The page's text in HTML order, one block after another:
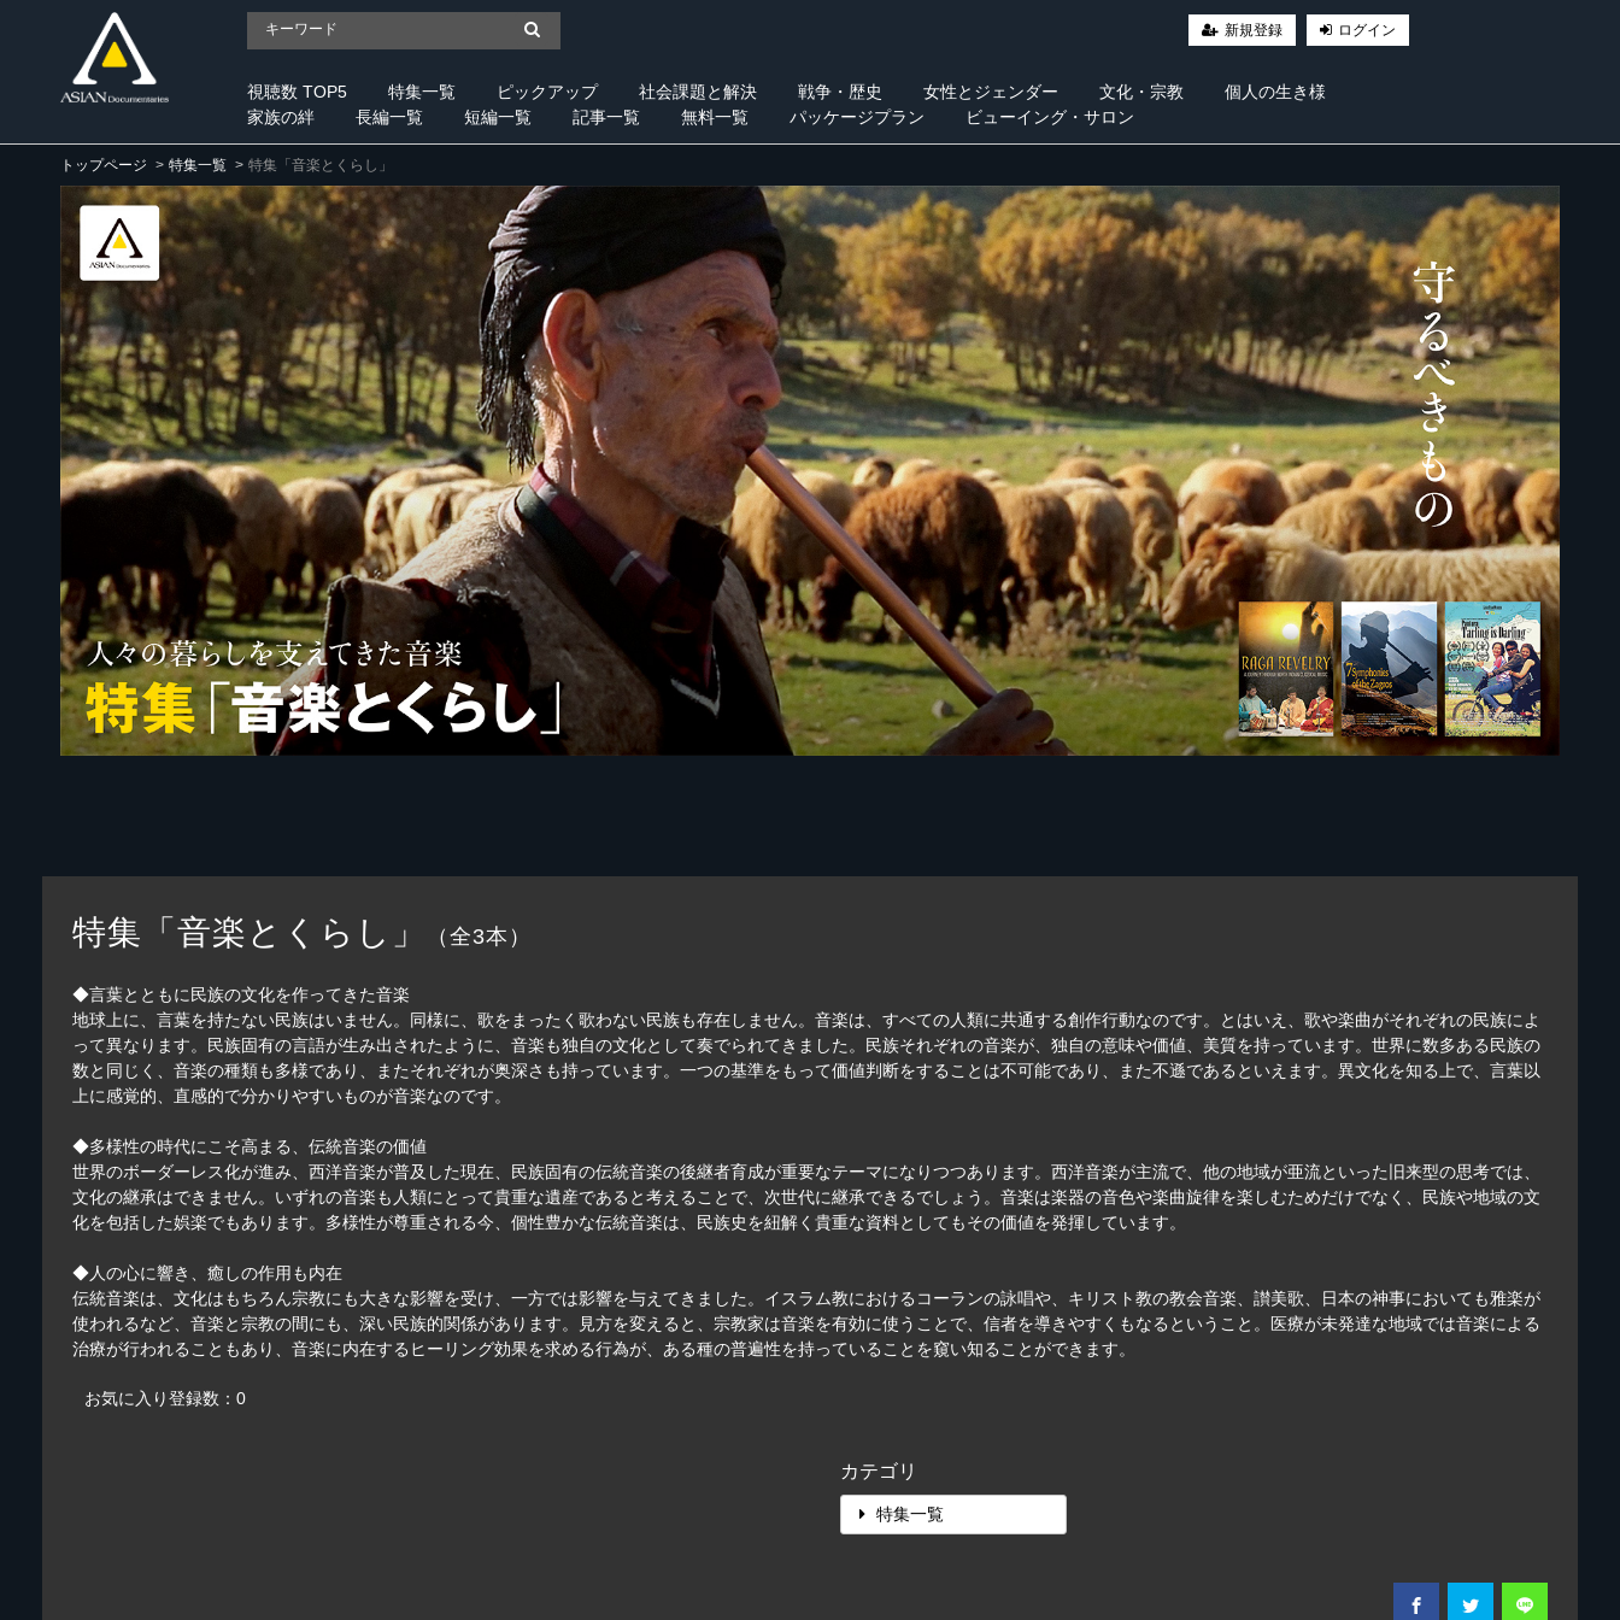
新規登録 ログイン
視聴数 TOP5 特集一覧 ピックアップ 社会課題と解決 戦争・歴史 女性とジェンダー 文化・宗教
個人の生き様
家族の絆
長編一覧 短編一覧 記事一覧 無料一覧 パッケージプラン ビューイング・サロン
トップページ 特集一覧 特集「音楽とくらし」
特集「音楽とくらし」 （全3本）
◆言葉とともに民族の文化を作ってきた音楽
地球上に、言葉を持たない民族はいません。同様に、歌をまったく歌わない民族も存在しません。音楽は、すべての人類に共通する創作行動なのです。とはいえ、歌や楽曲がそれぞれの民族によ
って異なります。民族固有の言語が生み出されたように、音楽も独自の文化として奏でられてきました。民族それぞれの音楽が、独自の意味や価値、美質を持っています。世界に数多ある民族の
数と同じく、音楽の種類も多様であり、またそれぞれが奥深さも持っています。一つの基準をもって価値判断をすることは不可能であり、また不遜であるといえます。異文化を知る上で、言葉以
上に感覚的、直感的で分かりやすいものが音楽なのです。
◆多様性の時代にこそ高まる、伝統音楽の価値
世界のボーダーレス化が進み、西洋音楽が普及した現在、民族固有の伝統音楽の後継者育成が重要なテーマになりつつあります。西洋音楽が主流で、他の地域が亜流といった旧来型の思考では、
文化の継承はできません。いずれの音楽も人類にとって貴重な遺産であると考えることで、次世代に継承できるでしょう。音楽は楽器の音色や楽曲旋律を楽しむためだけでなく、民族や地域の文
化を包括した娯楽でもあります。多様性が尊重される今、個性豊かな伝統音楽は、民族史を紐解く貴重な資料としてもその価値を発揮しています。
◆人の心に響き、癒しの作用も内在
伝統音楽は、文化はもちろん宗教にも大きな影響を受け、一方では影響を与えてきました。イスラム教におけるコーランの詠唱や、キリスト教の教会音楽、讃美歌、日本の神事においても雅楽が
使われるなど、音楽と宗教の間にも、深い民族的関係があります。見方を変えると、宗教家は音楽を有効に使うことで、信者を導きやすくもなるということ。医療が未発達な地域では音楽による
治療が行われることもあり、音楽に内在するヒーリング効果を求める行為が、ある種の普遍性を持っていることを窺い知ることができます。
お気に入り登録数：0
カテゴリ
特集一覧